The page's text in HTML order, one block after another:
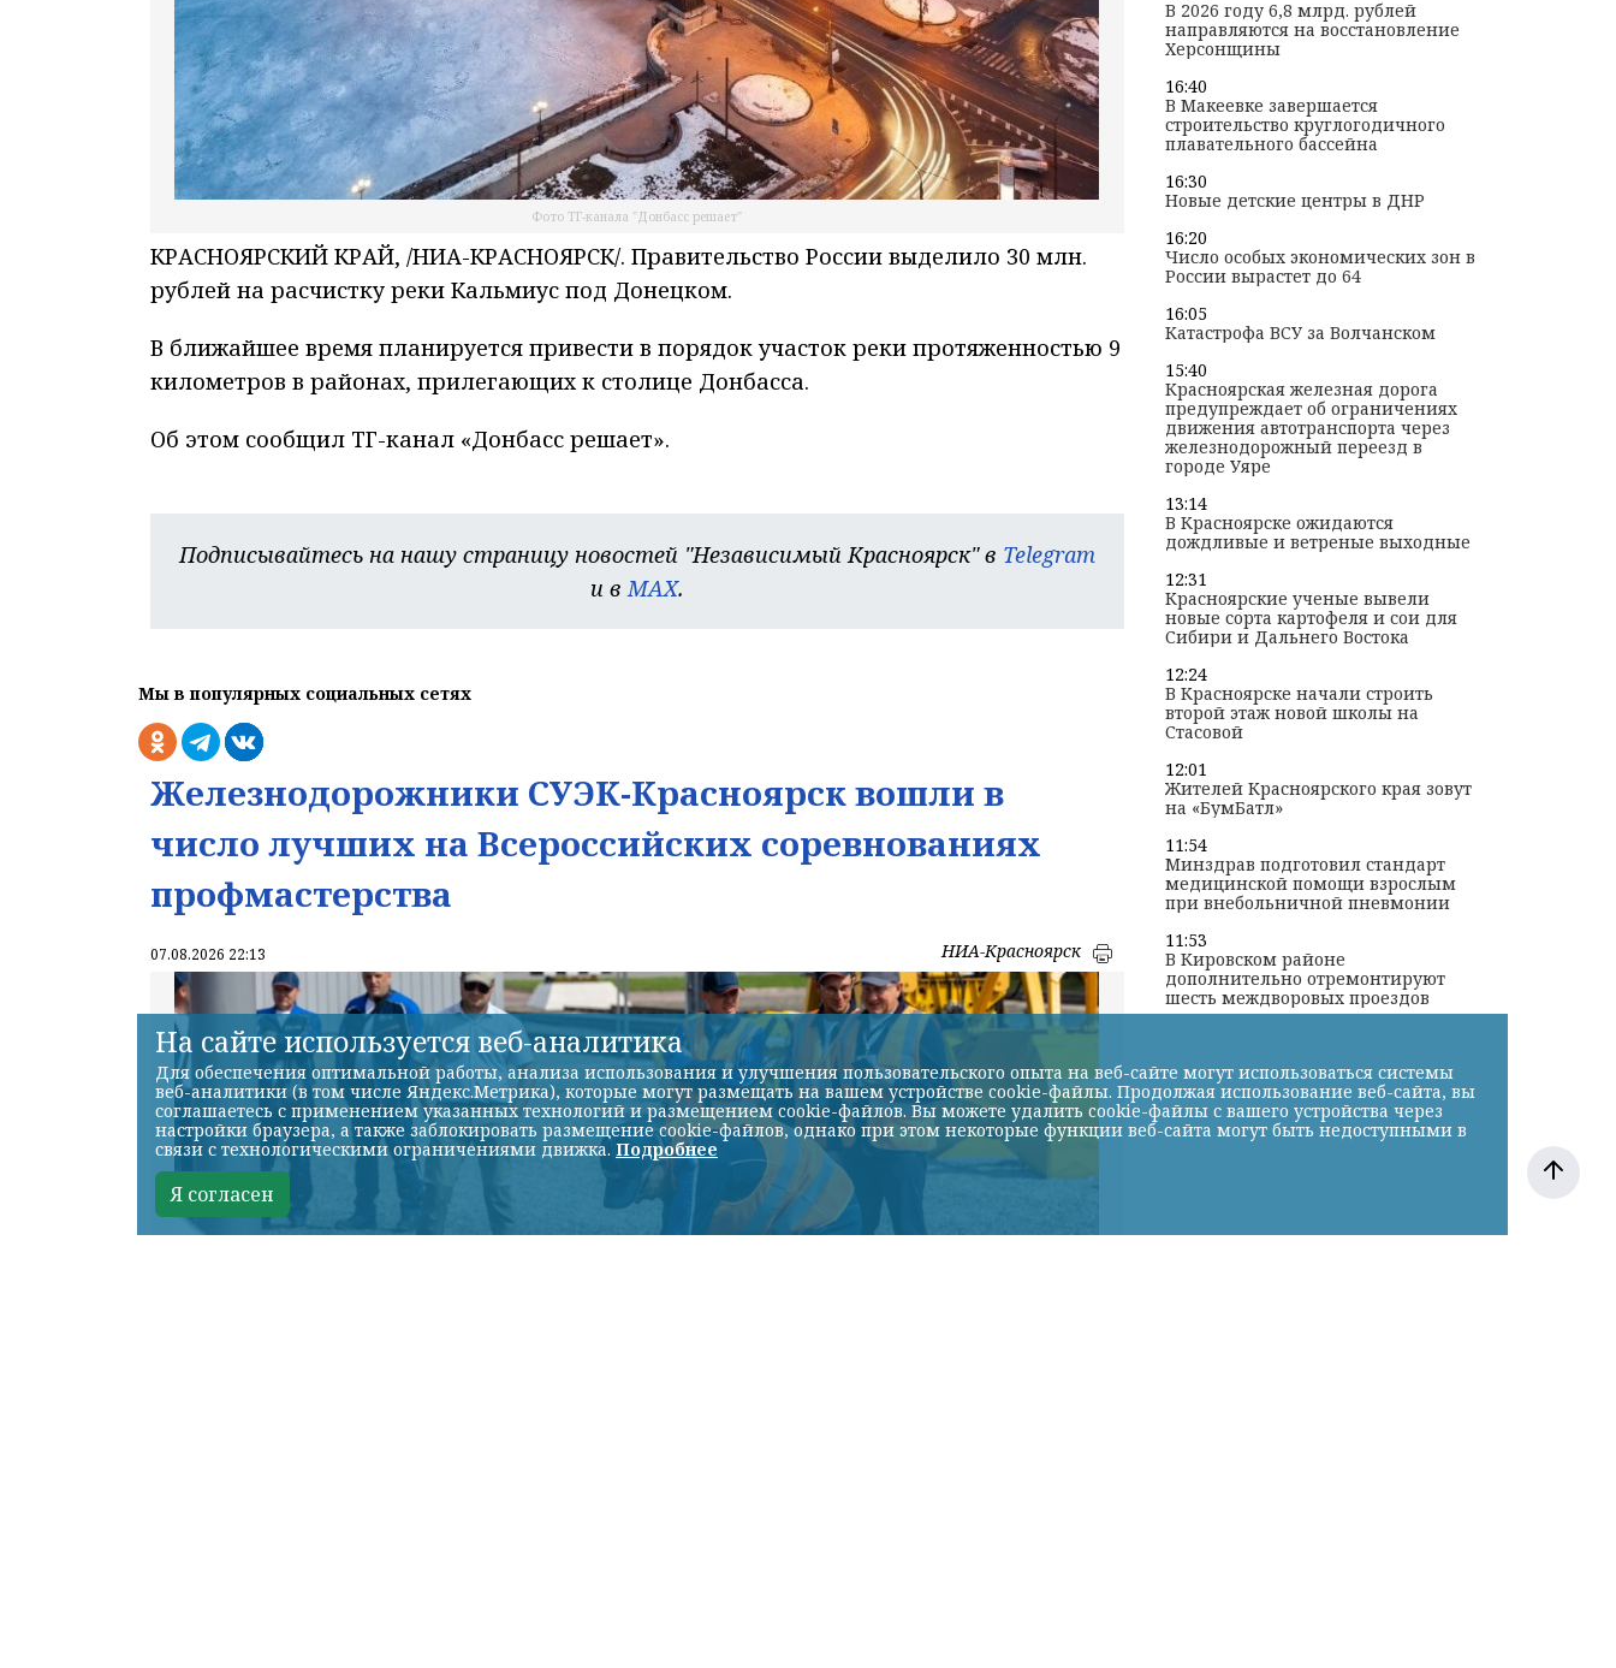
Фото ТГ-канала "Донбасс решает"
КРАСНОЯРСКИЙ КРАЙ, /НИА-КРАСНОЯРСК/. Правительство России выделило 30 млн.
рублей на расчистку реки Кальмиус под Донецком.
В ближайшее время планируется привести в порядок участок реки протяженностью 9
километров в районах, прилегающих к столице Донбасса.
Об этом сообщил ТГ-канал «Донбасс решает».
Подписывайтесь на нашу страницу новостей "Независимый Красноярск" в Telegram
и вMAX.
Мы в популярных социальных сетях
Железнодорожники СУЭК-Красноярск вошли в
число лучших на Всероссийских соревнованиях
профмастерства
07.08.2026 22:13 НИА-Красноярск
В 2026 году 6,8 млрд. рублей
направляются на восстановление
Херсонщины
16:40
В Макеевке завершается
строительство круглогодичного
плавательного бассейна
16:30
Новые детские центры в ДНР
16:20
Число особых экономических зон в
России вырастет до 64
16:05
Катастрофа ВСУ за Волчанском
15:40
Красноярская железная дорога
предупреждает об ограничениях
движения автотранспорта через
железнодорожный переезд в
городе Уяре
13:14
В Красноярске ожидаются
дождливые и ветреные выходные
12:31
Красноярские ученые вывели
новые сорта картофеля и сои для
Сибири и Дальнего Востока
12:24
В Красноярске начали строить
второй этаж новой школы на
Стасовой
12:01
Жителей Красноярского края зовут
на «БумБатл»
11:54
Минздрав подготовил стандарт
медицинской помощи взрослым
при внебольничной пневмонии
11:53
В Кировском районе
дополнительно отремонтируют
шесть междворовых проездов
На сайте используется веб-аналитика
Для обеспечения оптимальной работы, анализа использования и улучшения пользовательского опыта на веб-сайте могут использоваться системы
веб-аналитики (в том числе Яндекс.Метрика), которые могут размещать на вашем устройстве cookie-файлы. Продолжая использование веб-сайта, вы
соглашаетесь с применением указанных технологий и размещением cookie-файлов. Вы можете удалить cookie-файлы с вашего устройства через
настройки браузера, а также заблокировать размещение cookie-файлов, однако при этом некоторые функции веб-сайта могут быть недоступными в
связи с технологическими ограничениями движка. Подробнее
Я согласен